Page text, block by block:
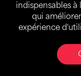
indispensables
qui
expérience